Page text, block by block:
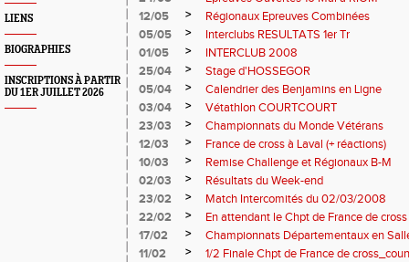
LIENS
BIOGRAPHIES
INSCRIPTIONS À PARTIR
DU 1ER JUILLET 2026
12/05
>
Régionaux Epreuves Combinées
05/05
>
Interclubs RESULTATS 1er Tr
01/05
>
INTERCLUB 2008
25/04
>
Stage d'HOSSEGOR
05/04
>
Calendrier des Benjamins en Ligne
03/04
>
Vétathlon COURTCOURT
23/03
>
Championnats du Monde Vétérans
12/03
>
France de cross à Laval (+ réactions)
10/03
>
Remise Challenge et Régionaux B-M
02/03
>
Résultats du Week-end
23/02
>
Match Intercomités du 02/03/2008
22/02
>
En attendant le Chpt de France de cross
17/02
>
Championnats Départementaux en
11/02
>
1/2 Finale Chpt de France de